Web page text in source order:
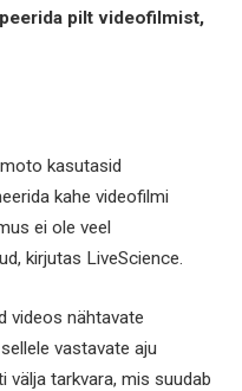
pilt videofilmist,
kasutasid
kahe videofilmi
ei ole veel
kirjutas LiveScience.
videos nähtavate
vastavate aju
tarkvara, mis suudab